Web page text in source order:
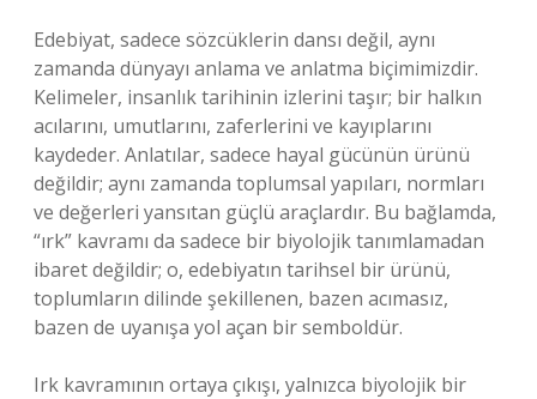
Edebiyat, sadece sözcüklerin dansı değil, aynı
zamanda dünyayı anlama ve anlatma biçimimizdir.
Kelimeler, insanlık tarihinin izlerini taşır; bir halkın
acılarını, umutlarını, zaferlerini ve kayıplarını
kaydeder. Anlatılar, sadece hayal gücünün ürünü
değildir; aynı zamanda toplumsal yapıları, normları
ve değerleri yansıtan güçlü araçlardır. Bu bağlamda,
“ırk” kavramı da sadece bir biyolojik tanımlamadan
ibaret değildir; o, edebiyatın tarihsel bir ürünü,
toplumların dilinde şekillenen, bazen acımasız,
bazen de uyanışa yol açan bir semboldür.
Irk kavramının ortaya çıkışı, yalnızca biyolojik bir